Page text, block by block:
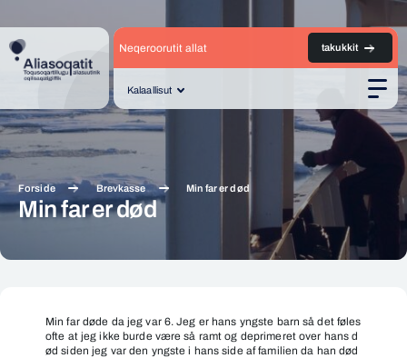
Kalaallisut
Neqeroorutit allat takukkit
Forside Brevkasse Min far er død
Min far er død
Min far døde da jeg var 6. Jeg er hans yngste barn så det føles
ofte at jeg ikke burde være så ramt og deprimeret over hans d
ød siden jeg var den yngste i hans side af familien da han død